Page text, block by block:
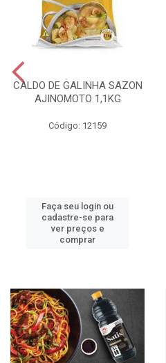
CALDO DE GALINHA SAZON
AJINOMOTO 1,1KG
Código: 12159
Faça seu login ou
cadastre-se para
ver preços e
comprar